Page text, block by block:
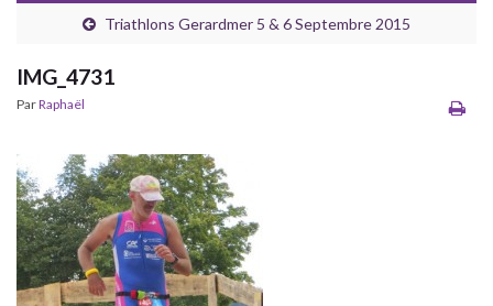
Triathlons Gerardmer 5 & 6 Septembre 2015
IMG_4731
ParRaphaël